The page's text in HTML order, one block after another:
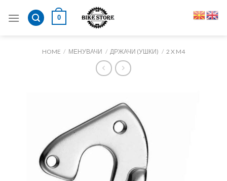
0
HOME / МЕНУВАЧИ / ДРЖАЧИ (УШКИ) / 2 X M4